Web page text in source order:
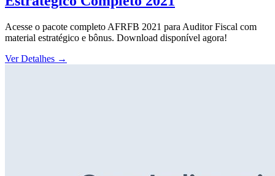
Acesse o pacote completo AFRFB 2021 para Auditor Fiscal com
material estratégico e bônus. Download disponível agora!
Ver Detalhes →